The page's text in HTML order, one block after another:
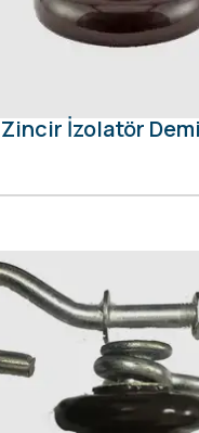
Zincir İzolatör